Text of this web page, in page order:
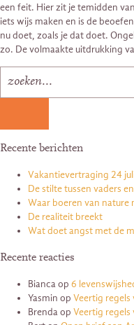
een feit. Hier zit je temidden
iets wijs maken en is de
nu doet, zoals je dat doet.
zo. De volmaakte uitdrukking
Recente berichten
Vakantievertraging 24
De stilte tussen vaders
Waar boeren van nature
De realiteit breekt
Wat doet angst met de
Recente reacties
Biancaop 6
Yasmin op Veertig regels
Brendaop Veertig regels